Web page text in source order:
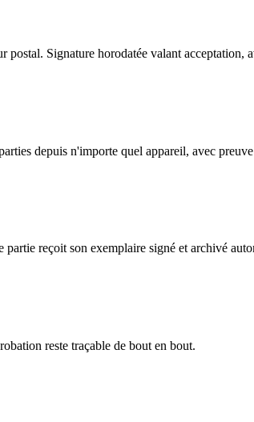
Signature horodatée valant acceptation,
depuis n'importe quel appareil, avec
reçoit son exemplaire signé et archivé
reste traçable de bout en bout.